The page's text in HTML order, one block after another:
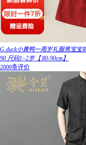
G.duck小黄鸭一周岁礼服男宝
90 尺码1~2岁【 80-90cm】
2000条评价